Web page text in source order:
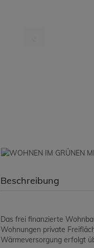
Beschreibung
Das frei finanzierte
Wohnungen private
Wärmeversorgung erfolgt